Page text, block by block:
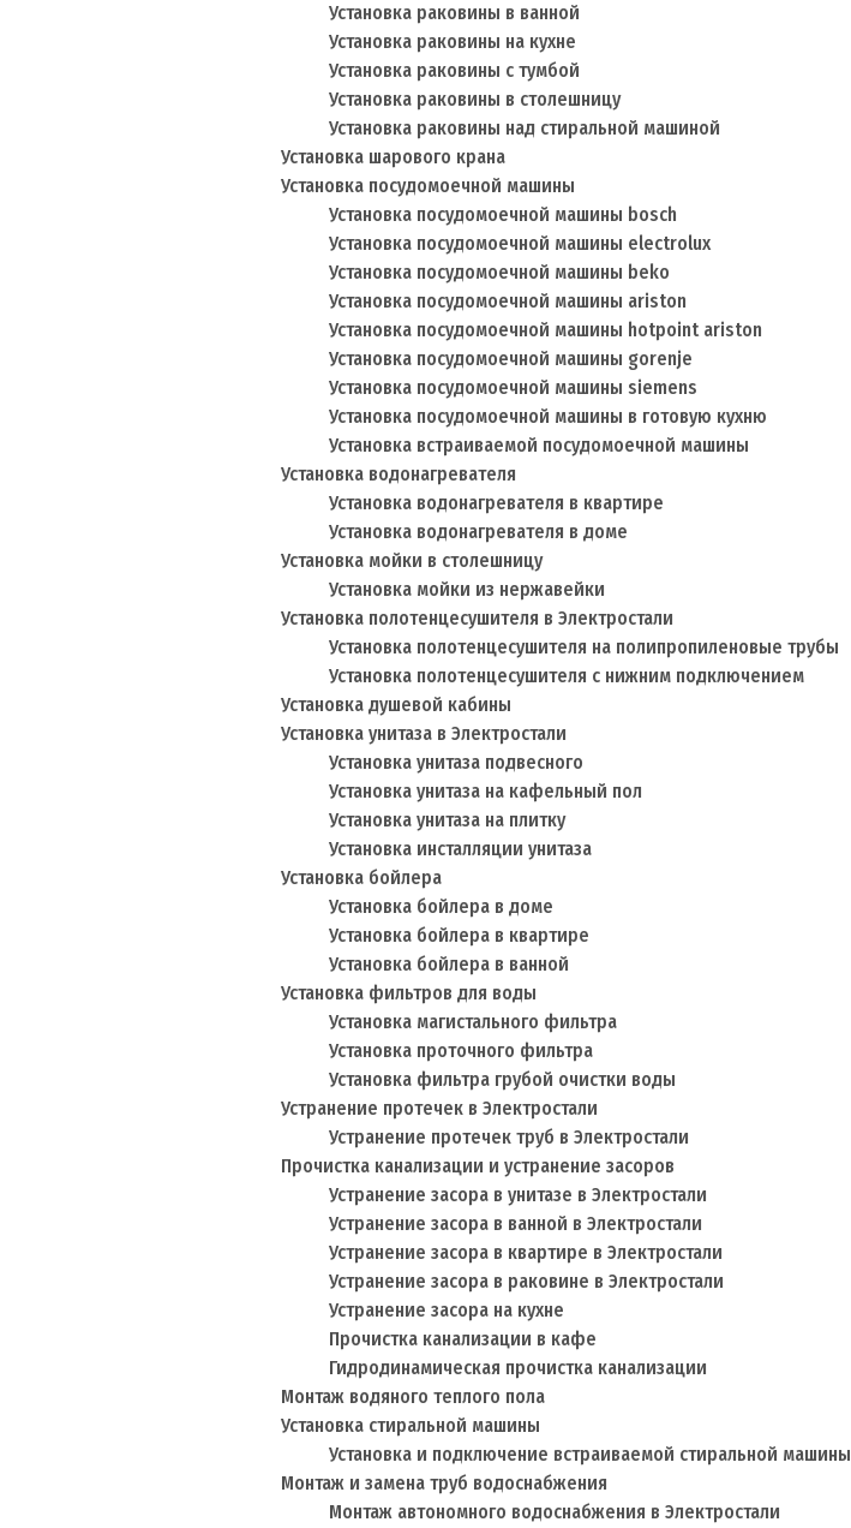
Установка раковины в ванной
Установка раковины на кухне
Установка раковины с тумбой
Установка раковины в столешницу
Установка раковины над стиральной машиной
Установка шарового крана
Установка посудомоечной машины
Установка посудомоечной машины bosch
Установка посудомоечной машины electrolux
Установка посудомоечной машины beko
Установка посудомоечной машины ariston
Установка посудомоечной машины hotpoint ariston
Установка посудомоечной машины gorenje
Установка посудомоечной машины siemens
Установка посудомоечной машины в готовую кухню
Установка встраиваемой посудомоечной машины
Установка водонагревателя
Установка водонагревателя в квартире
Установка водонагревателя в доме
Установка мойки в столешницу
Установка мойки из нержавейки
Установка полотенцесушителя в Электростали
Установка полотенцесушителя на полипропиленовые трубы
Установка полотенцесушителя с нижним подключением
Установка душевой кабины
Установка унитаза в Электростали
Установка унитаза подвесного
Установка унитаза на кафельный пол
Установка унитаза на плитку
Установка инсталляции унитаза
Установка бойлера
Установка бойлера в доме
Установка бойлера в квартире
Установка бойлера в ванной
Установка фильтров для воды
Установка магистального фильтра
Установка проточного фильтра
Установка фильтра грубой очистки воды
Устранение протечек в Электростали
Устранение протечек труб в Электростали
Прочистка канализации и устранение засоров
Устранение засора в унитазе в Электростали
Устранение засора в ванной в Электростали
Устранение засора в квартире в Электростали
Устранение засора в раковине в Электростали
Устранение засора на кухне
Прочистка канализации в кафе
Гидродинамическая прочистка канализации
Монтаж водяного теплого пола
Установка стиральной машины
Установка и подключение встраиваемой стиральной машины
Монтаж и замена труб водоснабжения
Монтаж автономного водоснабжения в Электростали